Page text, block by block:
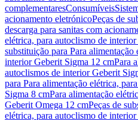
complementaresConsumíveis
acionamento eletrónicoPeças de
descarga para sanitas com
elétrica, para autoclismo de
substituição para Para
interior Geberit Sigma 12 cmPara
autoclismos de interior Geberit
para Para alimentação elétrica,
Sigma 8 cmPara alimentação
Geberit Omega 12 cmPeças de
elétrica, para autoclismo de